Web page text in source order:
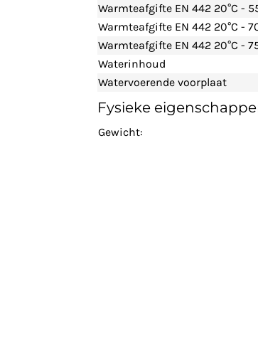
Warmteafgifte EN 442 20°C -
Warmteafgifte EN 442 20°C -
Warmteafgifte EN 442 20°C -
Waterinhoud
Watervoerende voorplaat
Fysieke
Gewicht: